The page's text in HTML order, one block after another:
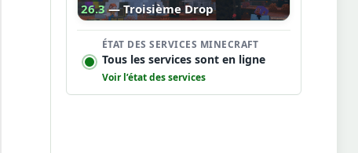
26.3 — Troisième Drop
ÉTAT DES SERVICES MINECRAFT
Tous les services sont en ligne
Voir l’état des services